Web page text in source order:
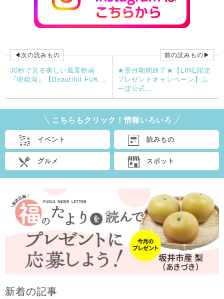
◀次の読みもの
30秒で見る美しい風景動画
『明鏡洞』【Beautiful FUK...
前の読みもの▶
★受付期間終了★【LINE限定
プレゼントキャンペーン】ふ
ーぽ公式...
こちらもクリック！情報いろいろ
イベント 読みもの
グルメ スポット
新着の記事